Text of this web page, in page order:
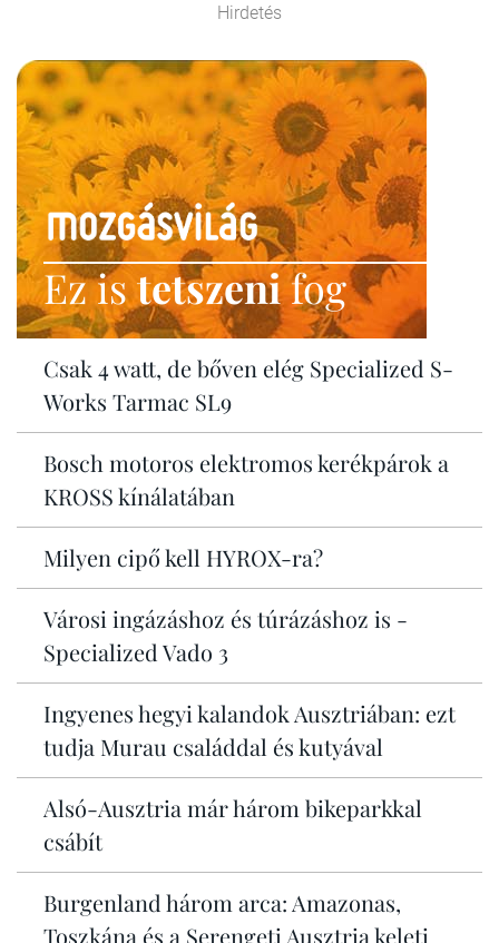
Hirdetés
Ez istetszenifog
Csak 4 watt, de bőven elég Specialized S-
Works Tarmac SL9
Bosch motoros elektromos kerékpárok a
KROSS kínálatában
Milyen cipő kell HYROX-ra?
Városi ingázáshoz és túrázáshoz is -
Specialized Vado 3
Ingyenes hegyi kalandok Ausztriában: ezt
tudja Murau családdal és kutyával
Alsó-Ausztria már három bikeparkkal
csábít
Burgenland három arca: Amazonas,
Toszkána és a Serengeti Ausztria keleti